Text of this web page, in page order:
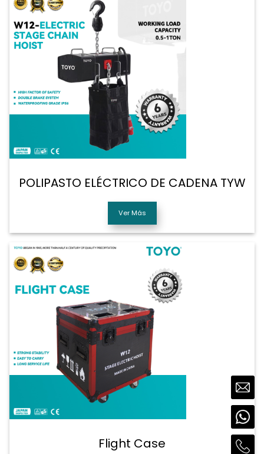
POLIPASTO ELÉCTRICO DE CADENA TYW
Ver Más
Flight Case